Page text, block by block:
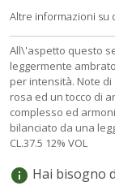
Altre informazioni su
All\'aspetto questo
leggermente
per intensità. Note
rosa ed un tocco di
complesso ed
bilanciato da una
CL.37.5 12% VOL
info Hai bisogno